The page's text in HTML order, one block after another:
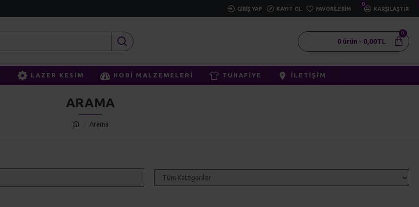
GIRIŞ YAP KAYIT OL FAVORILERIM
0
KARŞILAŞTIR
0 ürün - 0,00TL
0
LAZER KESIM HOBI MALZEMELERI TUHAFIYE İLETIŞIM
Arama
ARAMA